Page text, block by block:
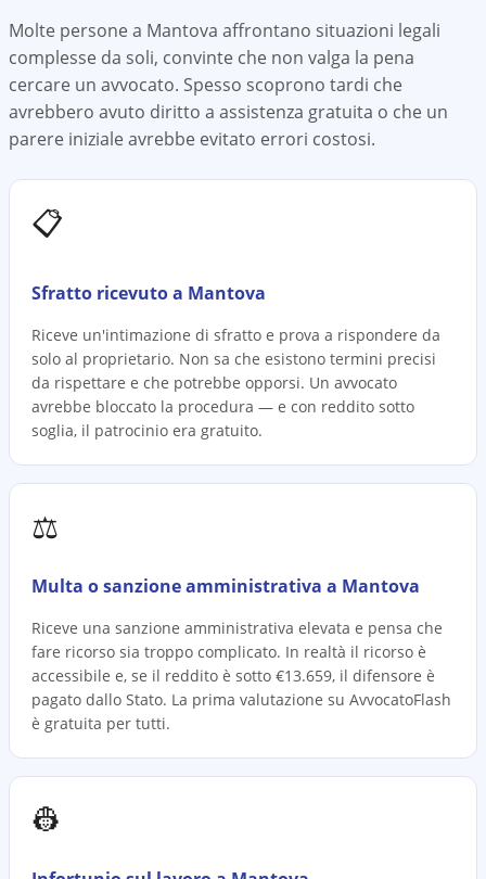
Molte persone a Mantova affrontano situazioni legali
complesse da soli, convinte che non valga la pena
cercare un avvocato. Spesso scoprono tardi che
avrebbero avuto diritto a assistenza gratuita o che un
parere iniziale avrebbe evitato errori costosi.
📋
Sfratto ricevuto a Mantova
Riceve un'intimazione di sfratto e prova a rispondere da
solo al proprietario. Non sa che esistono termini precisi
da rispettare e che potrebbe opporsi. Un avvocato
avrebbe bloccato la procedura — e con reddito sotto
soglia, il patrocinio era gratuito.
⚖️
Multa o sanzione amministrativa a Mantova
Riceve una sanzione amministrativa elevata e pensa che
fare ricorso sia troppo complicato. In realtà il ricorso è
accessibile e, se il reddito è sotto €13.659, il difensore è
pagato dallo Stato. La prima valutazione su AvvocatoFlash
è gratuita per tutti.
👷